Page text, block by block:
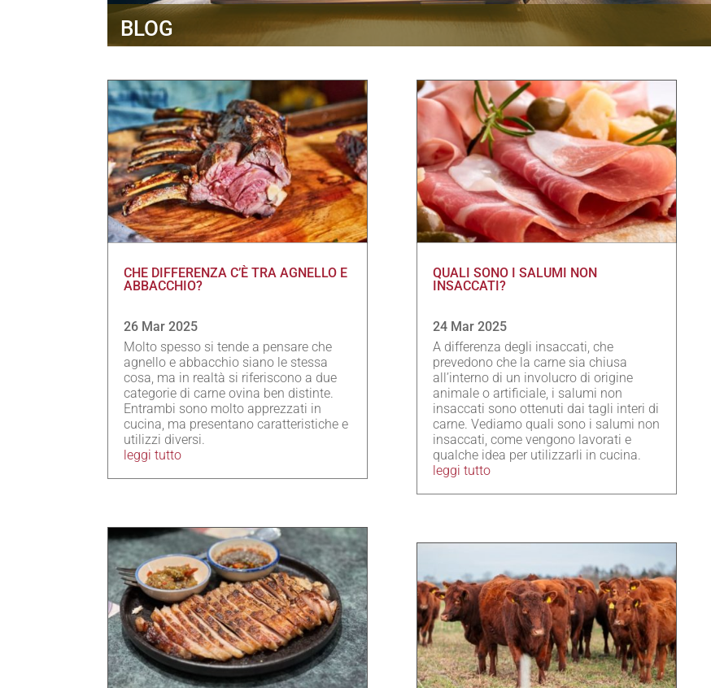
BLOG
CHE DIFFERENZA C’È TRA AGNELLO E
ABBACCHIO?
26 Mar 2025
Molto spesso si tende a pensare che
agnello e abbacchio siano le stessa
cosa, ma in realtà si riferiscono a due
categorie di carne ovina ben distinte.
Entrambi sono molto apprezzati in
cucina, ma presentano caratteristiche e
utilizzi diversi.
leggi tutto
QUALI SONO I SALUMI NON
INSACCATI?
24 Mar 2025
A differenza degli insaccati, che
prevedono che la carne sia chiusa
all’interno di un involucro di origine
animale o artificiale, i salumi non
insaccati sono ottenuti dai tagli interi di
carne. Vediamo quali sono i salumi non
insaccati, come vengono lavorati e
qualche idea per utilizzarli in cucina.
leggi tutto